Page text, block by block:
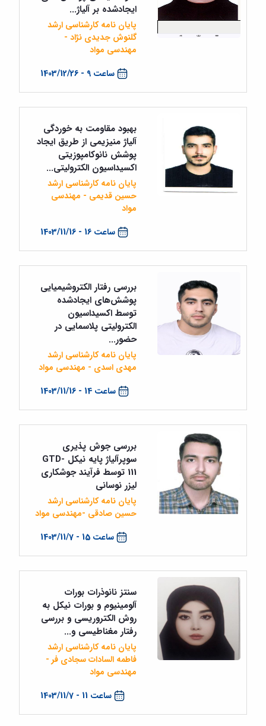
ساعت 9 - 1403/12/26
ایجادشده بر آلیاژ...
پایان نامه کارشناسی ارشد
گلنوش جدیدی نژاد -
مهندسی مواد
ساعت 16 - 1403/11/16
بهبود مقاومت به خوردگی
آلیاژ منیزیمی از طریق ایجاد
پوشش نانوکامپوزیتی
اکسیداسیون الکترولیتی...
پایان نامه کارشناسی ارشد
حسین قدیمی - مهندسی
مواد
ساعت 14 - 1403/11/16
بررسی رفتار الکتروشیمیایی
پوشش‌های ایجادشده
توسط اکسیداسیون
الکترولیتی پلاسمایی در
حضور...
پایان نامه کارشناسی ارشد
مهدی اسدی - مهندسی مواد
ساعت 15 - 1403/11/7
بررسی جوش پذیری
سوپرآلیاژ پایه نیکل GTD-
111 توسط فرآیند جوشکاری
لیزر نوسانی
پایان نامه کارشناسی ارشد
حسین صادقی -مهندسی مواد
ساعت 11 - 1403/11/7
سنتز نانوذرات بورات
آلومینیوم و بورات نیکل به
روش الکتروریسی و بررسی
رفتار مغناطیسی و...
پایان نامه کارشناسی ارشد
فاطمه السادات سجادی فر -
مهندسی مواد